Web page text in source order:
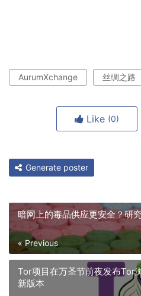
AurumXchange 丝绸之路
Like (0)
Generate poster
暗网上的毒品供应更安全？研
« Previous
Tor项目在万圣节前夜发布Tor
新版本